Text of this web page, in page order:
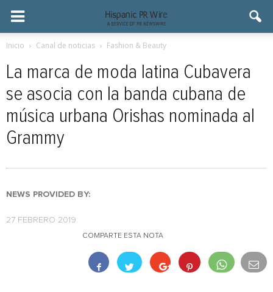
Inicio Canal de noticias Fashion & Beauty
La marca de moda latina Cubavera
se asocia con la banda cubana de
música urbana Orishas nominada al
Grammy
NEWS PROVIDED BY:
27 FEBRERO 2019
COMPARTE ESTA NOTA